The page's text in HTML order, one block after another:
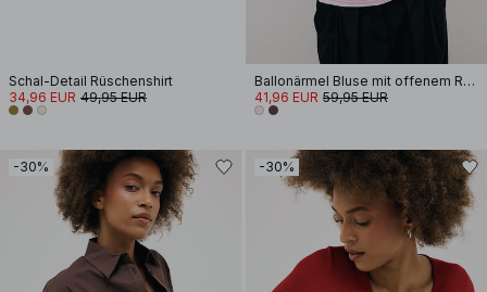
Schal-Detail Rüschenshirt
34,96 EUR 49,95 EUR
Ballonärmel Bluse mit offenem Rücken
41,96 EUR 59,95 EUR
-30% -30%